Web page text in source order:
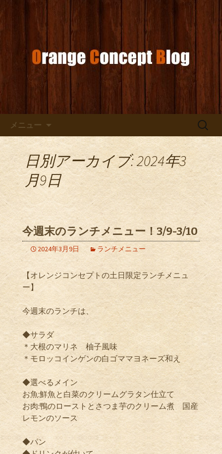
オレンジコンセプトブログ
お店からのお知らせ
メニュー
検
日別アーカイブ: 2024年3
月9日
今週末のランチメニュー！3/9-3/10
2024年3月9日 ランチメニュー
【オレンジコンセプトの土日限定ランチメニュ
ー】
今週末のランチは、
◆サラダ
＊大根のマリネ 柚子風味
＊モロッコインゲンの白ゴママヨネーズ和え
◆選べるメイン
お魚:鮮魚と白菜のクリームグラタン仕立て
お肉:鴨のローストとさつま芋のクリーム煮 国産
レモンのソース
◆パン